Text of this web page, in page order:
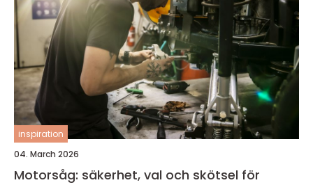
inspiration
04. March 2026
Motorsåg: säkerhet, val och skötsel för